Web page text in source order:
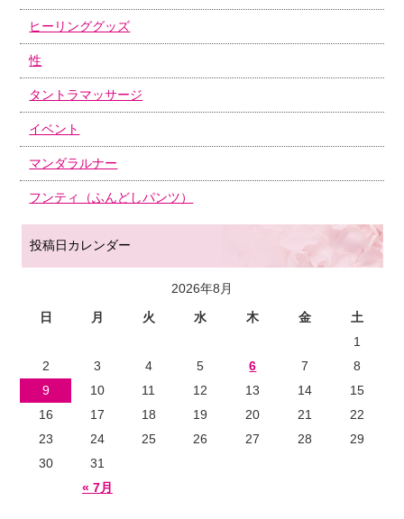
ヒーリンググッズ
性
タントラマッサージ
イベント
マンダラルナー
フンティ（ふんどしパンツ）
投稿日カレンダー
2026年8月
日
月 火 水 木 金 土
« 7月
1
2
3 4 5 6 7
8
9
10 11 12 13 14
15
16
17 18 19 20 21
22
23
24 25 26 27 28
29
30
31